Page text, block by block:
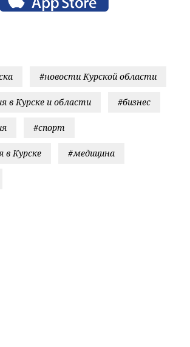
#новости Курской области
в Курске и области #бизнес
#спорт
в Курске #медицина